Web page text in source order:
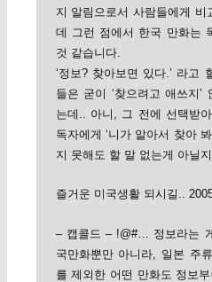
지 알림으로서 사람들에게
데 그런 점에서 한국 만화는
것 같습니다.
‘정보? 찾아보면 있다.’ 라고
들은 굳이 ‘찾으려고 애쓰지
는데.. 아니, 그 전에 선택받
독자에게 ‘니가 알아서 찾아
지 못해도 할 말 없는게 아닐
즐거운 미국생활 되시길..
– 캡콜드 – !@#… 정보라는
국만화뿐만 아니라, 일본 주
를 제외한 어떤 만화도 정보